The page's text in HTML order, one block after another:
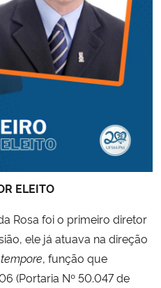
ELEITO
Rosa foi o primeiro diretor
ele já atuava na direção
, função que
(Portaria Nº50.047 de